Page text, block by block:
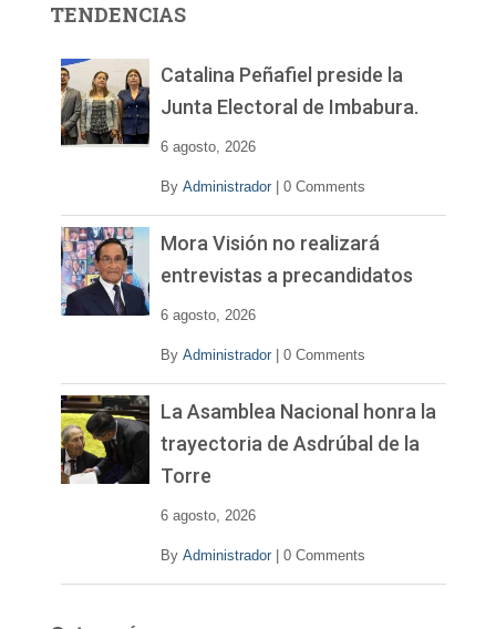
d
TENDENCIAS
Catalina Peñafiel preside la
Junta Electoral de Imbabura.
6 agosto, 2026
By Administrador 0 Comments
Mora Visión no realizará
entrevistas a precandidatos
6 agosto, 2026
By Administrador 0 Comments
La Asamblea Nacional honra la
trayectoria de Asdrúbal de la
Torre
6 agosto, 2026
By Administrador 0 Comments